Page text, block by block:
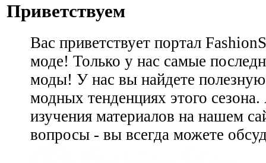
Приветствуем
Вас приветствует портал
моде! Только у нас самые
моды! У нас вы найдете
модных тенденциях этого
изучения материалов на нашем
вопросы - вы всегда можете